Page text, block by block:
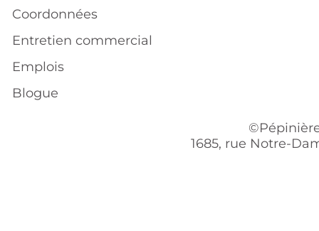
Coordonnées
Entretien commercial
Emplois
Blogue
1685, rue Notre-